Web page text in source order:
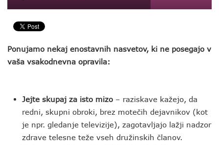
Ponujamo nekaj enostavnih nasvetov, ki ne posegajo v
vaša vsakodnevna opravila:
Jejte skupaj za isto mizo – raziskave kažejo, da
redni, skupni obroki, brez motečih dejavnikov (kot
je npr. gledanje televizije), zagotavljajo lažji nadzor
zdrave telesne teže vseh družinskih članov.